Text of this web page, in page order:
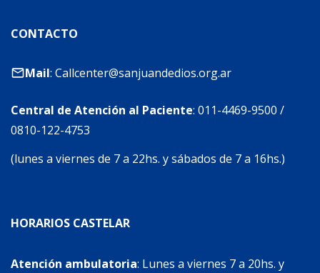
CONTACTO
Mail: Callcenter@sanjuandedios.org.ar
Central de Atención al Paciente: 011-4469-9500 /
0810-122-4753
(lunes a viernes de 7 a 22hs. y sábados de 7 a 16hs.)
HORARIOS CASTELAR
Atención ambulatoria: Lunes a viernes 7 a 20hs. y